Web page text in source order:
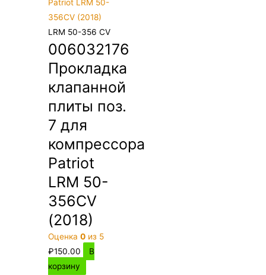
LRM 50-356 CV
006032176
Прокладка
клапанной
плиты поз.
7 для
компрессора
Patriot
LRM 50-
356CV
(2018)
Оценка0 из 5
₽150.00
В
корзину